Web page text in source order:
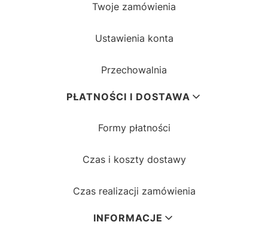
Twoje zamówienia
Ustawienia konta
Przechowalnia
PŁATNOŚCI I DOSTAWA
Formy płatności
Czas i koszty dostawy
Czas realizacji zamówienia
INFORMACJE